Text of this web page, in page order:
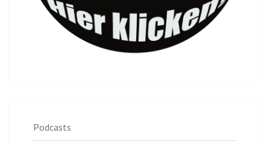
Podcasts